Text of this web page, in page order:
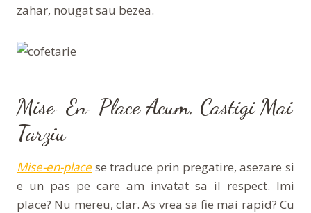
zahar, nougat sau bezea.
Mise-En-Place Acum, Castigi Mai
Tarziu
Mise-en-placese traduce prin pregatire, asezare si
e un pas pe care am invatat sa il respect. Imi
place? Nu mereu, clar. As vrea sa fie mai rapid? Cu